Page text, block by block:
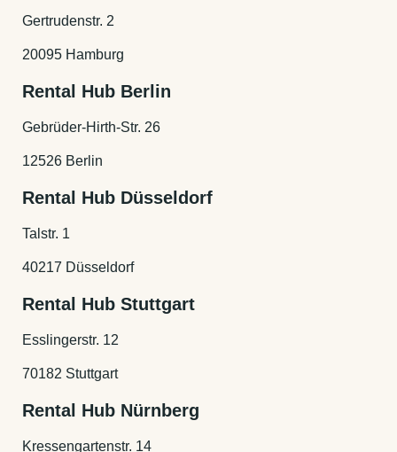
Gertrudenstr. 2
20095 Hamburg
Rental Hub Berlin
Gebrüder-Hirth-Str. 26
12526 Berlin
Rental Hub Düsseldorf
Talstr. 1
40217 Düsseldorf
Rental Hub Stuttgart
Esslingerstr. 12
70182 Stuttgart
Rental Hub Nürnberg
Kressengartenstr. 14